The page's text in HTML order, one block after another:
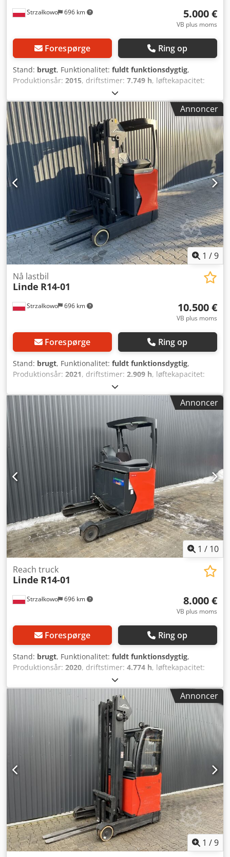
Strzałkowo 696 km 5.000 €
VB plus moms
Forespørge Ring op
Stand: brugt, Funktionalitet: fuldt funktionsdygtig,
Produktionsår: 2015, driftstimer: 7.749 h, løftekapacitet:
6.690 mm
brændstoftype:elektrisk, mastetype:triplex,
bygningshøjde:2.785 mm, drivtype:Elektro
, Reachtruck
ISO-klasse: ISO klasse 2 = 1.000 - 2.500 kg Masttype: Triplex
Stand: Klar til brug og fuldt funktionsdygtig Teknisk stand:
god Batteri volt: 48V Sideskifter, Dkodpewz Arfofx Apwsr
Annoncer
1 /9
Strzałkowo 696 km
Nå lastbil
Linde R14-01
10.500 €
VB plus moms
Forespørge Ring op
Stand: brugt, Funktionalitet: fuldt funktionsdygtig,
Produktionsår: 2021, driftstimer: 2.909 h, løftekapacitet:
4.560 mm
brændstoftype:elektrisk, mastetype:triplex,
bygningshøjde: 4.560 mm
, Reachtruck
ISO klasse: ISO klasse 2 = 1.000 - 2.500 kg Masttype: Triplex
Stand: Klar til brug og fuldt funktionsdygtig Teknisk stand:
God Batteri volt: 48V Batteri årgang: 2021 Dodpoxr Sgkjfx
Apwokr Sideskifter,
Annoncer
1 / 10
Strzałkowo 696 km
Reach truck
Linde R14-01
8.000 €
VB plus moms
Forespørge Ring op
Stand: brugt, Funktionalitet: fuldt funktionsdygtig,
Produktionsår: 2020, driftstimer: 4.774 h, løftekapacitet:
7.490 mm
brændstoftype:elektrisk, mastetype:triplex,
3.085 mm, drivtype: Elektro, Reachtruck
ISO-klasse: ISO klasse 2 = 1.000 - 2.500 kg Masttype: Triplex
Stand: Klar til brug og fuldt funktionsdygtig Teknisk stand:
god Batteri volt: 48V Dsdpfx Aoyiwd Ropwokr Sideskifter,
Annoncer
1 /9